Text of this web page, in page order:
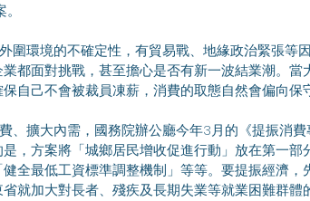
都面對挑戰，甚至擔心是否有新一波結業潮。
自己不會被裁員凍薪，消費的取態自然會偏向保
，方案將「城鄉居民增收促進行動」放在第一
全最低工資標準調整機制」等等。要提振經濟
就加大對長者、殘疾及長期失業等就業困難群